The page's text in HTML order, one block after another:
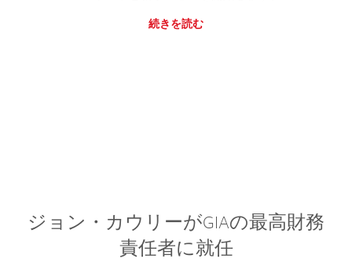
続きを読む
ジョン・カウリーがGIAの最高財務
責任者に就任